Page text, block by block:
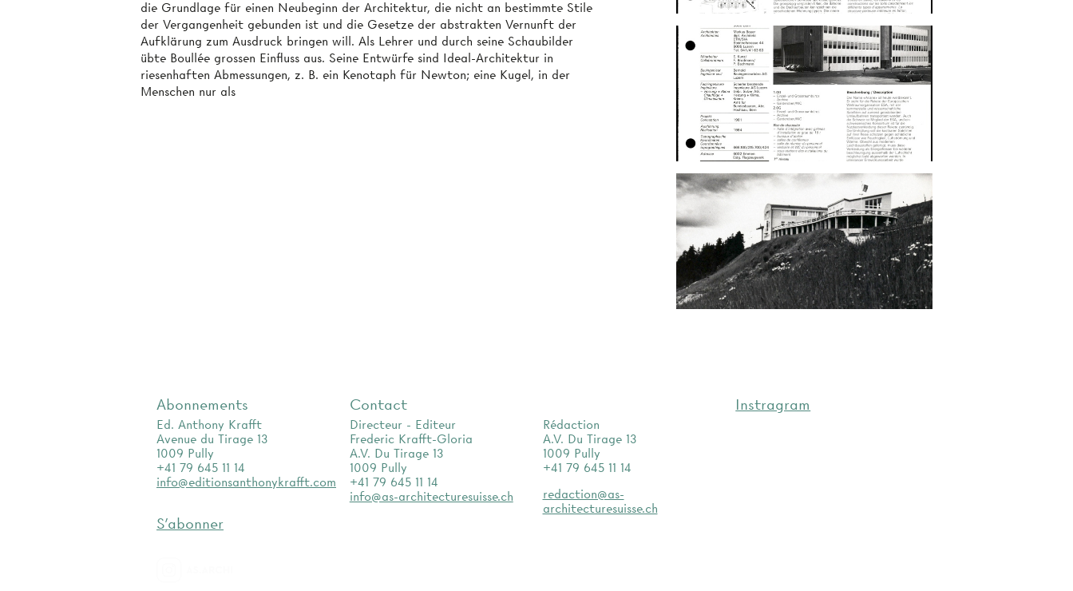
die Grundlage für einen Neubeginn der Architektur, die nicht an bestimmte Stile
der Vergangenheit gebunden ist und die Gesetze der abstrakten Vernunft der
Aufklärung zum Ausdruck bringen will. Als Lehrer und durch seine Schaubilder
übte Boullée grossen Einfluss aus. Seine Entwürfe sind Ideal-Architektur in
riesenhaften Abmessungen, z. B. ein Kenotaph für Newton; eine Kugel, in der
Menschen nur als
Abonnements
Ed. Anthony Krafft
Avenue du Tirage 13
1009 Pully
+41 79 645 11 14
info@editionsanthonykrafft.com
S'abonner
Contact
Directeur - Editeur
Frederic Krafft-Gloria
A.V. Du Tirage 13
1009 Pully
+41 79 645 11 14
info@as-architecturesuisse.ch
Rédaction
A.V. Du Tirage 13
1009 Pully
+41 79 645 11 14
redaction@as-
architecturesuisse.ch
Instragram